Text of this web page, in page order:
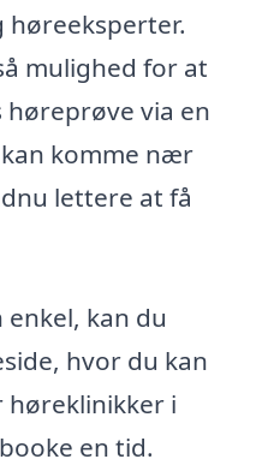
mulighed for at
via en
komme nær
lettere at få
kan du
hvor du kan
høreklinikker i
en tid.